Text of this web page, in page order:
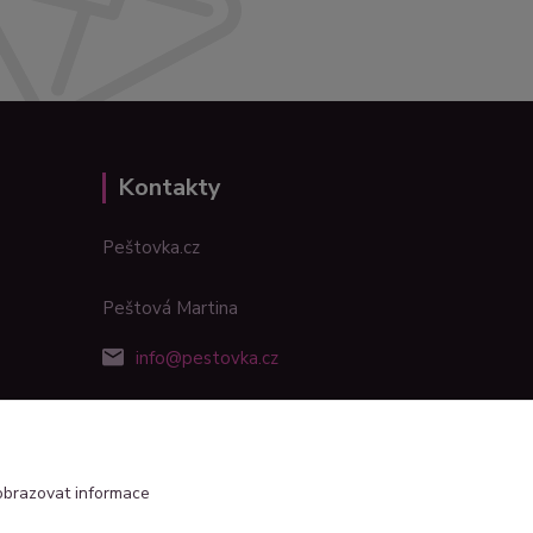
Kontakty
Peštovka.cz
Peštová Martina
info@pestovka.cz
informace